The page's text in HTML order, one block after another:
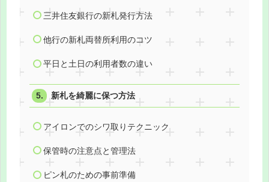
三井住友銀行の新札発行方法
他行の新札両替所利用のコツ
平日と土日の利用者数の違い
新札を綺麗に保つ方法
アイロンでのシワ取りテクニック
保管時の注意点と管理法
ピン札のための事前準備